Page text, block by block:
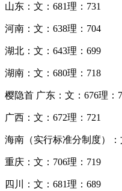
山东：文：681理：731
河南：文：638理：704
湖北：文：643理：699
湖南：文：680理：718
樱隐首 广东：文：676理：
广西：文：672理：721
海南（实行标准分制度）：
重庆：文：706理：719
四川：文：681理：689